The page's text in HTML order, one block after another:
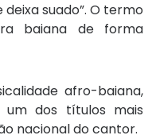
suado”. O termo
baiana de forma
afro-baiana,
um dos títulos mais
nacional do cantor.